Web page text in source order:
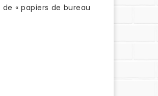
« papiers de bureau